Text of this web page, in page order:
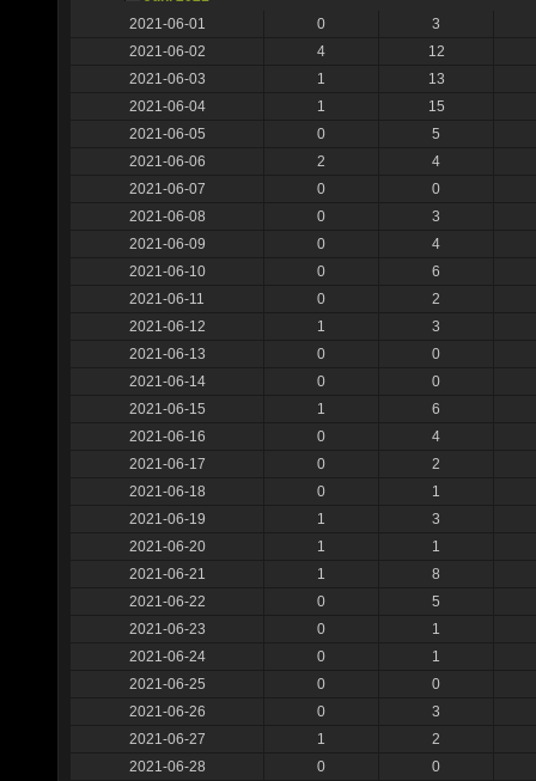
2021-06-01
0
3
2021-06-02
4
12
2021-06-03
1
13
2021-06-04
1
15
2021-06-05
0
5
2021-06-06
2
4
2021-06-07
0
0
2021-06-08
0
3
2021-06-09
0
4
2021-06-10
0
6
2021-06-11
0
2
2021-06-12
1
3
2021-06-13
0
0
2021-06-14
0
0
2021-06-15
1
6
2021-06-16
0
4
2021-06-17
0
2
2021-06-18
0
1
2021-06-19
1
3
2021-06-20
1
1
2021-06-21
1
8
2021-06-22
0
5
2021-06-23
0
1
2021-06-24
0
1
2021-06-25
0
0
2021-06-26
0
3
2021-06-27
1
2
2021-06-28
0
0